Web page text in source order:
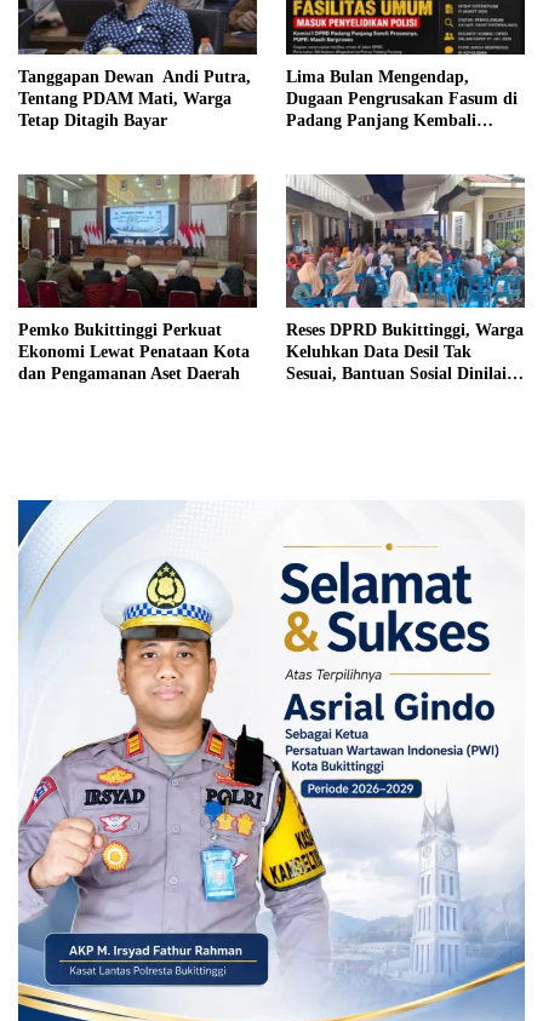
Tanggapan Dewan Andi Putra,
Tentang PDAM Mati, Warga
Tetap Ditagih Bayar
Lima Bulan Mengendap,
Dugaan Pengrusakan Fasum di
Padang Panjang Kembali
Pemko Bukittinggi Perkuat
Ekonomi Lewat Penataan Kota
dan Pengamanan Aset Daerah
Reses DPRD Bukittinggi, Warga
Keluhkan Data Desil Tak
Sesuai, Bantuan Sosial Dinilai